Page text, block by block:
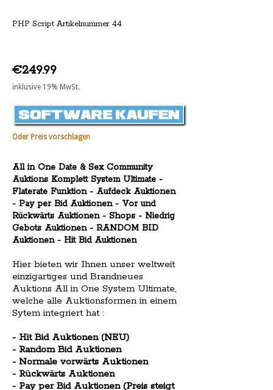
PHP Script Artikelnummer 44
€249.99
inklusive 19% MwSt.
Oder Preis vorschlagen
All in One Date & Sex Community
Auktions Komplett System Ultimate -
Flaterate Funktion - Aufdeck Auktionen
- Pay per Bid Auktionen - Vor und
Rückwärts Auktionen - Shops - Niedrig
Gebots Auktionen - RANDOM BID
Auktionen - Hit Bid Auktionen
Hier bieten wir Ihnen unser weltweit
einzigartiges und Brandneues
Auktions All in One System Ultimate,
welche alle Auktionsformen in einem
Sytem integriert hat :
- Hit Bid Auktionen (NEU)
- Random Bid Auktionen
- Normale vorwärts Auktionen
- Rückwärts Auktionen
- Pay per Bid Auktionen (Preis steigt